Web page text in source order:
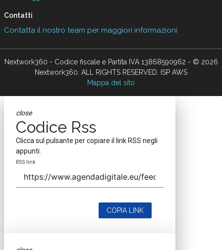
Contatti
Contatta il nostro team per maggiori informazioni
Nextwork360 - Codice fiscale e Partita IVA 13868590962 - © 2026
Nextwork360. ALL RIGHTS RESERVED. ISP AWS
Mappa del sito
close
Codice Rss
Clicca sul pulsante per copiare il link RSS negli
appunti.
RSS link
COPIA LINK